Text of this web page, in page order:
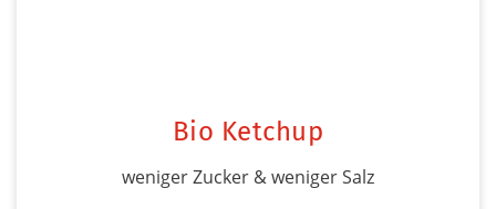
Bio Ketchup
weniger Zucker & weniger Salz